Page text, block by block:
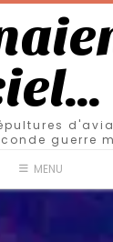
guerre
MENU